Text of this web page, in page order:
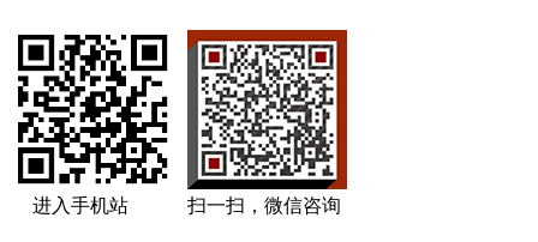
进入手机站 扫一扫，微信咨询